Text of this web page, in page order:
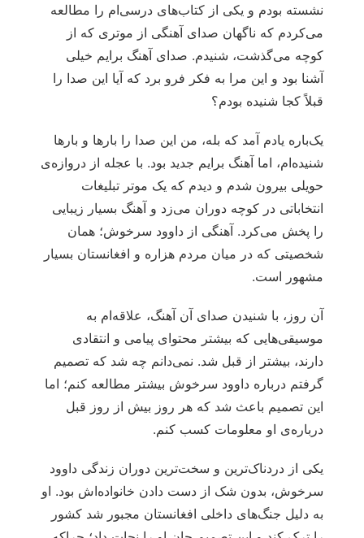
نشسته بودم و یکی از کتاب‌های درسی‌ام را مطالعه
می‌کردم که ناگهان صدای آهنگی از موتری که از
کوچه می‌گذشت، شنیدم. صدای آهنگ برایم خیلی
آشنا بود و این مرا به فکر فرو برد که آیا این صدا را
قبلاً کجا شنیده بودم؟
یک‌باره یادم آمد که بله، من این صدا را بارها و بارها
شنیده‌ام، اما آهنگ برایم جدید بود. با عجله از دروازه‌ی
حویلی بیرون شدم و دیدم که یک موتر تبلیغات
انتخاباتی در کوچه دوران می‌زد و آهنگ بسیار زیبایی
را پخش می‌کرد. آهنگی از داوود سرخوش؛ همان
شخصیتی که در میان مردم هزاره و افغانستان بسیار
مشهور است.
آن روز، با شنیدن صدای آن آهنگ، علاقه‌ام به
موسیقی‌هایی که بیشتر محتوای پیامی و انتقادی
دارند، بیشتر از قبل شد. نمی‌دانم چه شد که تصمیم
گرفتم درباره داوود سرخوش بیشتر مطالعه کنم؛ اما
این تصمیم باعث شد که هر روز بیش از روز قبل
درباره‌ی او معلومات کسب کنم.
یکی از دردناک‌ترین و سخت‌ترین دوران زندگی داوود
سرخوش، بدون شک از دست دادن خانواده‌اش بود. او
به دلیل جنگ‌های داخلی افغانستان مجبور شد کشور